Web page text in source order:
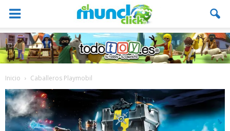
Inicio Caballeros Playmobil